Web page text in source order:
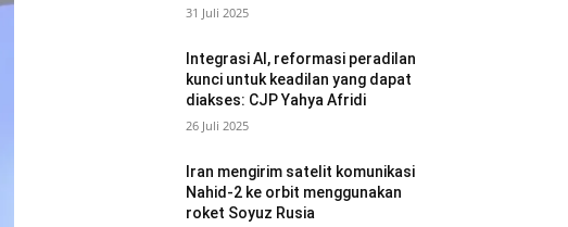
31 Juli 2025
Integrasi AI, reformasi peradilan
kunci untuk keadilan yang dapat
diakses: CJP Yahya Afridi
26 Juli 2025
Iran mengirim satelit komunikasi
Nahid-2 ke orbit menggunakan
roket Soyuz Rusia